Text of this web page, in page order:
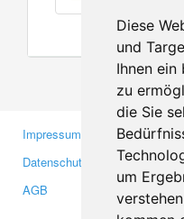
Diese
und
Ihnen ein
zu
die Sie
um
Impressum
Datenschutzerklärung
AGB